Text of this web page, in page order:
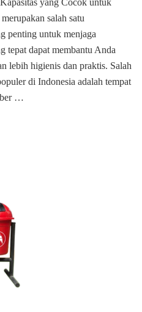
Tempat
Pancoran
Mas
depok
yang Cocok untuk
salah satu
penting untuk menjaga
tepat dapat membantu Anda
lebih higienis dan praktis. Salah
di Indonesia adalah tempat
…